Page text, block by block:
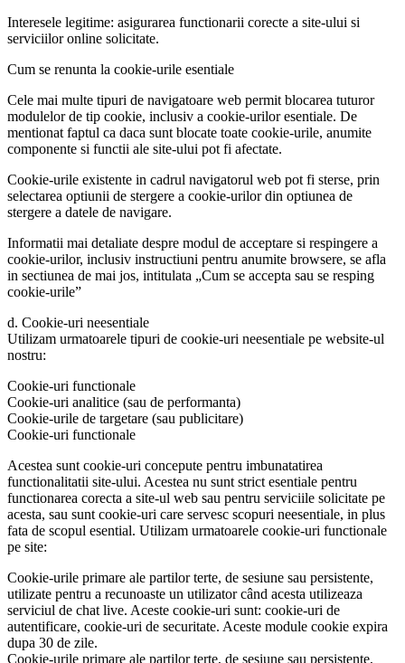
Interesele legitime: asigurarea functionarii corecte a site-ului si
serviciilor online solicitate.
Cum se renunta la cookie-urile esentiale
Cele mai multe tipuri de navigatoare web permit blocarea tuturor
modulelor de tip cookie, inclusiv a cookie-urilor esentiale. De
mentionat faptul ca daca sunt blocate toate cookie-urile, anumite
componente si functii ale site-ului pot fi afectate.
Cookie-urile existente in cadrul navigatorul web pot fi sterse, prin
selectarea optiunii de stergere a cookie-urilor din optiunea de
stergere a datele de navigare.
Informatii mai detaliate despre modul de acceptare si respingere a
cookie-urilor, inclusiv instructiuni pentru anumite browsere, se afla
in sectiunea de mai jos, intitulata „Cum se accepta sau se resping
cookie-urile”
d. Cookie-uri neesentiale
Utilizam urmatoarele tipuri de cookie-uri neesentiale pe website-ul
nostru:
Cookie-uri functionale
Cookie-uri analitice (sau de performanta)
Cookie-urile de targetare (sau publicitare)
Cookie-uri functionale
Acestea sunt cookie-uri concepute pentru imbunatatirea
functionalitatii site-ului. Acestea nu sunt strict esentiale pentru
functionarea corecta a site-ul web sau pentru serviciile solicitate pe
acesta, sau sunt​​ cookie-uri care servesc scopuri neesentiale, in plus
fata de scopul esential. Utilizam urmatoarele cookie-uri functionale
pe site:
Cookie-urile primare ale partilor terte, de sesiune sau persistente,
utilizate pentru a recunoaste un utilizator când acesta utilizeaza
serviciul de chat live. Aceste cookie-uri sunt: cookie-uri de
autentificare, cookie-uri de securitate. Aceste module cookie expira
dupa 30 de zile.
Cookie-urile primare ale partilor terte, de sesiune sau persistente,